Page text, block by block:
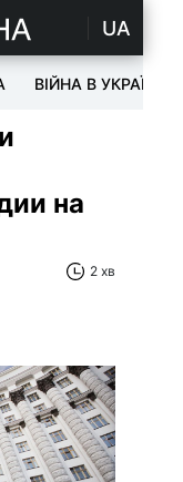
UA
ВІЙНА В УКРАЇНІ
на
2 хв